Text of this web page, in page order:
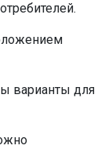
варианты для